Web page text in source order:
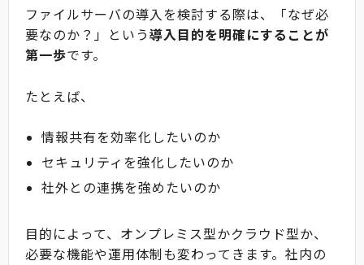
ファイルサーバの導入を検討する際は、「なぜ必
要なのか？」という導入目的を明確にすることが
第一歩です。
たとえば、
情報共有を効率化したいのか
セキュリティを強化したいのか
社外との連携を強めたいのか
目的によって、オンプレミス型かクラウド型か、
必要な機能や運用体制も変わってきます。社内の